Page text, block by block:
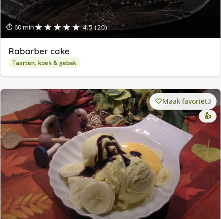
⏱ 60 min★★★★★ 4.5 (20)
Rabarber cake
Taarten, koek & gebak
Maak favoriet3
👍